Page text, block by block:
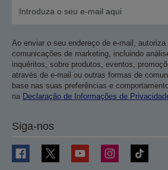
Ao enviar o seu endereço de e-mail,
comunicações de marketing, incluindo
inquéritos, sobre produtos, eventos,
através de e-mail ou outras formas de
base nas suas preferências e
na Declaração de Informações de
Siga-nos